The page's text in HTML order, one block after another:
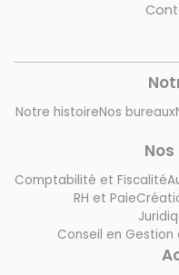
Notre histoireNos bureaux
Comptabilité et Fiscalité
RH et Paie
Conseil en